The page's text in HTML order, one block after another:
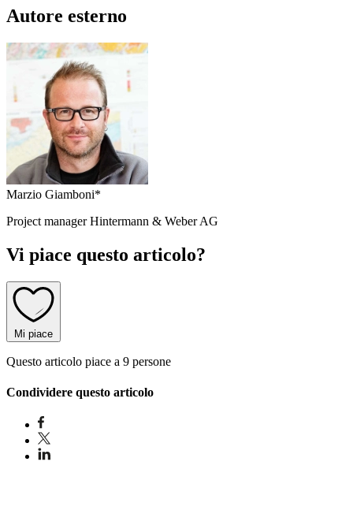
Autore esterno
Marzio Giamboni*
Project manager Hintermann & Weber AG
Vi piace questo articolo?
Mi piace
Questo articolo piace a 9 persone
Condividere questo articolo